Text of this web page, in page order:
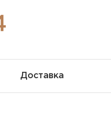
Доставка